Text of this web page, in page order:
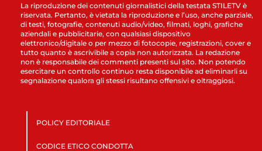
La riproduzione dei contenuti giornalistici della testata STILETV è
riservata. Pertanto, è vietata la riproduzione e l’uso, anche parziale,
di testi, fotografie, contenuti audio/video, filmati, loghi, grafiche
aziendali e pubblicitarie, con qualsiasi dispositivo
elettronico/digitale o per mezzo di fotocopie, registrazioni, cover e
tutto quanto è ascrivibile a copia non autorizzata. La redazione
non è responsabile dei commenti presenti sul sito. Non potendo
esercitare un controllo continuo resta disponibile ad eliminarli su
segnalazione qualora gli stessi risultano offensivi e oltraggiosi.
POLICY EDITORIALE
CODICE ETICO CONDOTTA